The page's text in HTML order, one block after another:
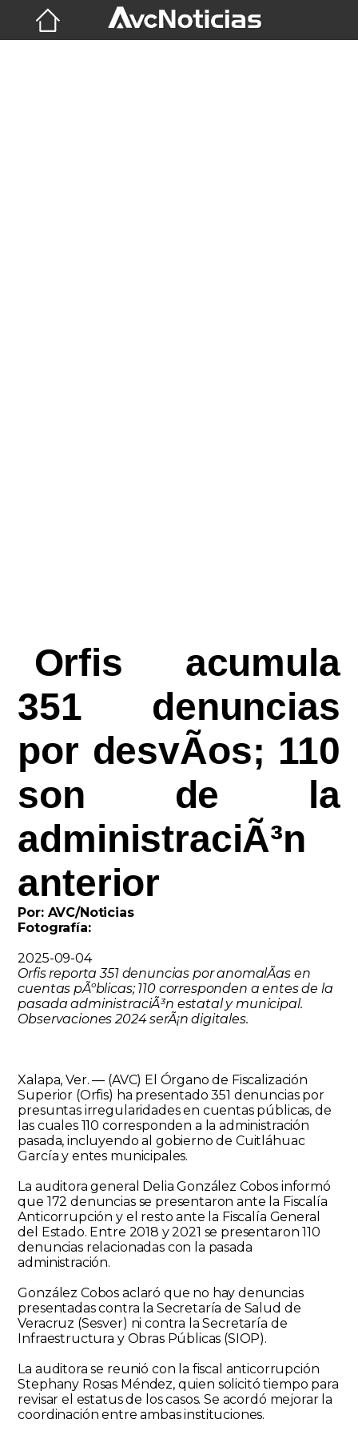
Orfis acumula
351 denuncias
por desvÃ­os; 110
son de la
administraciÃ³n
anterior
Por: AVC/Noticias
Fotografía:
2025-09-04
Orfis reporta 351 denuncias por anomalÃ­as en
cuentas pÃºblicas; 110 corresponden a entes de la
pasada administraciÃ³n estatal y municipal.
Observaciones 2024 serÃ¡n digitales.
Xalapa, Ver. — (AVC) El Órgano de Fiscalización
Superior (Orfis) ha presentado 351 denuncias por
presuntas irregularidades en cuentas públicas, de
las cuales 110 corresponden a la administración
pasada, incluyendo al gobierno de Cuitláhuac
García y entes municipales.
La auditora general Delia González Cobos informó
que 172 denuncias se presentaron ante la Fiscalía
Anticorrupción y el resto ante la Fiscalía General
del Estado. Entre 2018 y 2021 se presentaron 110
denuncias relacionadas con la pasada
administración.
González Cobos aclaró que no hay denuncias
presentadas contra la Secretaría de Salud de
Veracruz (Sesver) ni contra la Secretaría de
Infraestructura y Obras Públicas (SIOP).
La auditora se reunió con la fiscal anticorrupción
Stephany Rosas Méndez, quien solicitó tiempo para
revisar el estatus de los casos. Se acordó mejorar la
coordinación entre ambas instituciones.